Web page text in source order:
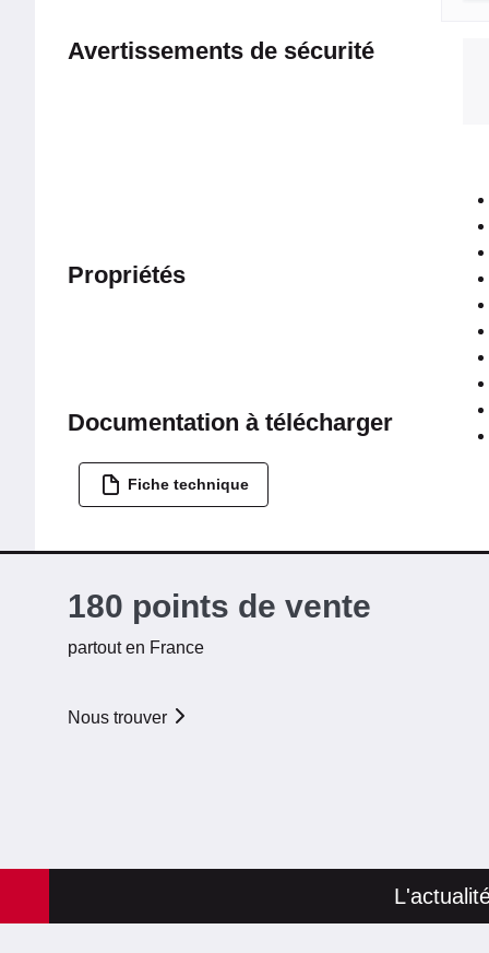
Avertissements de sécurité
Propriétés
Documentation à télécharger
Fiche technique
180 points de vente
partout en France
Nous trouver